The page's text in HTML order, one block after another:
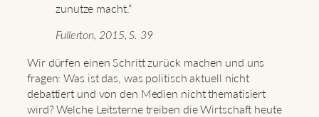
zunutze macht.“
Fullerton, 2015, S. 39
Wir dürfen einen Schritt zurück machen und uns
fragen: Was ist das, was politisch aktuell nicht
debattiert und von den Medien nicht thematisiert
wird? Welche Leitsterne treiben die Wirtschaft heute